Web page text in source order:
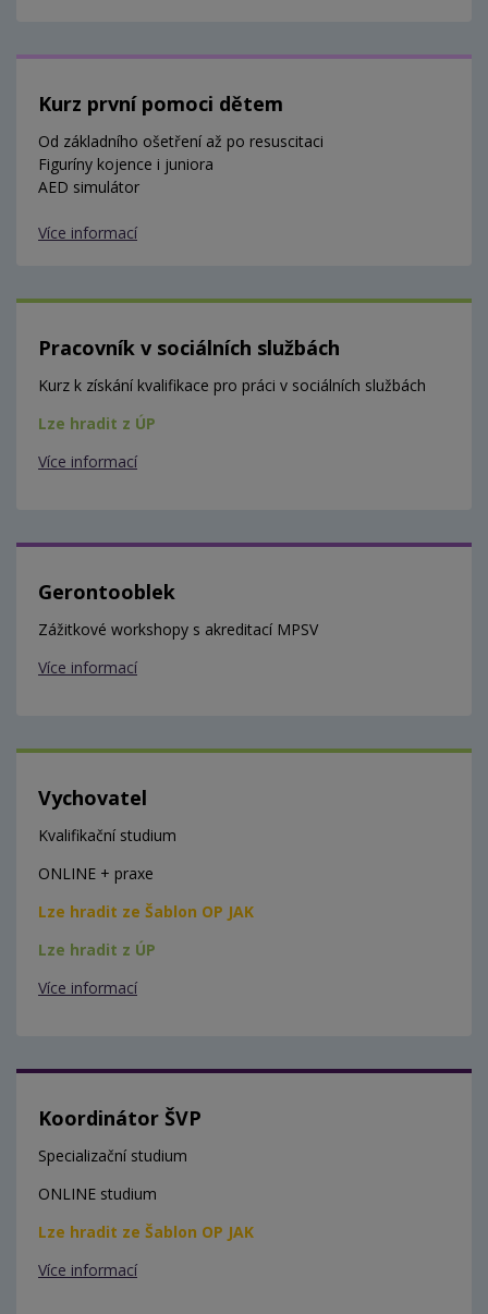
Kurz první pomoci dětem
Od základního ošetření až po resuscitaci
Figuríny kojence i juniora
AED simulátor
Více informací
Pracovník v sociálních službách
Kurz k získání kvalifikace pro práci v sociálních službách
Lze hradit z ÚP
Více informací
Gerontooblek
Zážitkové workshopy s akreditací MPSV
Více informací
Vychovatel
Kvalifikační studium
ONLINE + praxe
Lze hradit ze Šablon OP JAK
Lze hradit z ÚP
Více informací
Koordinátor ŠVP
Specializační studium
ONLINE studium
Lze hradit ze Šablon OP JAK
Více informací